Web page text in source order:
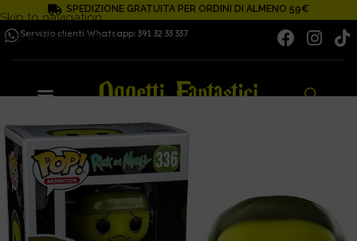
Skip to navigation
Skip to main content
SPEDIZIONE GRATUITA PER ORDINI DI ALMENO 59€
Servizio clienti Whatsapp: 391 32 33 337